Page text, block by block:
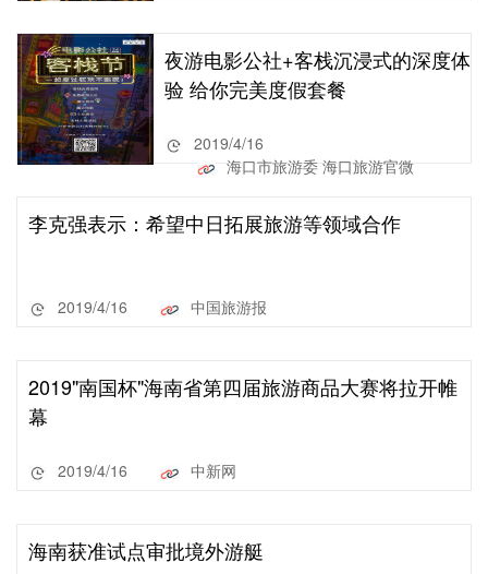
夜游电影公社+客栈沉浸式的深度体
验 给你完美度假套餐
2019/4/16
海口市旅游委 海口旅游官微
李克强表示：希望中日拓展旅游等领域合作
2019/4/16 中国旅游报
2019"南国杯"海南省第四届旅游商品大赛将拉开帷
幕
2019/4/16 中新网
海南获准试点审批境外游艇